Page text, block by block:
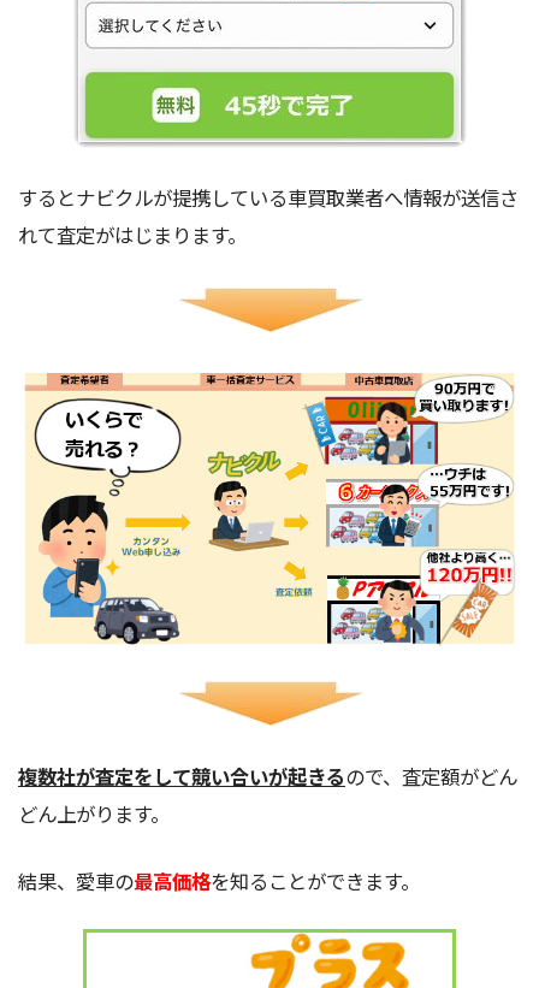
するとナビクルが提携している車買取業者へ情報が送信さ
れて査定がはじまります。
複数社が査定をして競い合いが起きるので、査定額がどん
どん上がります。
結果、愛車の最高価格を知ることができます。